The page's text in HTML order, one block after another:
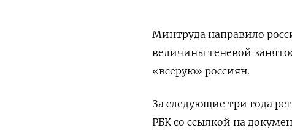
Минтруда направило
величины теневой
«всерую» россиян.
За следующие три года
РБК со ссылкой на